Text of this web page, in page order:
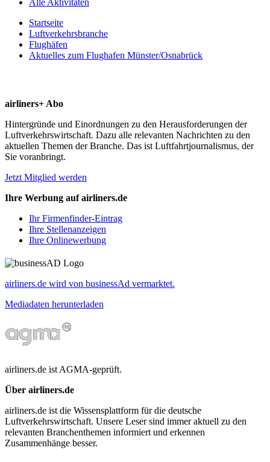
Startseite
Luftverkehrsbranche
Flughäfen
Aktuelles zum Flughafen Münster/Osnabrück
airliners+ Abo
Hintergründe und Einordnungen zu den Herausforderungen der
Luftverkehrswirtschaft. Dazu alle relevanten Nachrichten zu den
aktuellen Themen der Branche. Das ist Luftfahrtjournalismus, der
Sie voranbringt.
Jetzt Mitglied werden
Ihre Werbung auf airliners.de
Ihr Firmenfinder-Eintrag
Ihre Stellenanzeigen
Ihre Onlinewerbung
airliners.de wird von businessAd vermarktet.
Mediadaten herunterladen
airliners.de ist AGMA-geprüft.
Über airliners.de
airliners.de ist die Wissensplattform für die deutsche
Luftverkehrswirtschaft. Unsere Leser sind immer aktuell zu den
relevanten Branchenthemen informiert und erkennen
Zusammenhänge besser.